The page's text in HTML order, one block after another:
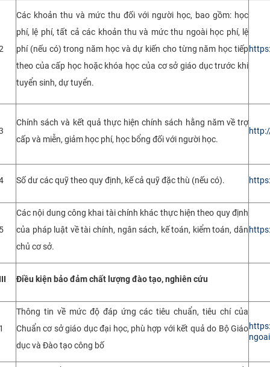
Các khoản thu và mức thu đối với người học, bao gồm: học
phí, lệ phí, tất cả các khoản thu và mức thu ngoài học phí, lệ
phí (nếu có) trong năm học và dự kiến cho từng năm học tiếp
theo của cấp học hoặc khóa học của cơ sở giáo dục trước khi
tuyển sinh, dự tuyển.
Chính sách và kết quả thực hiện chính sách hằng năm về trợ
cấp và miễn, giảm học phí, học bổng đối với người học.
Số dư các quỹ theo quy định, kế cả quỹ đặc thù (nếu có).
Các nội dung công khai tài chính khác thực hiện theo quy định
của pháp luật về tài chính, ngân sách, kế toán, kiểm toán, dân
chủ cơ sở.
Điều kiện bảo đảm chất lượng đào tạo, nghiên cứu
Thông tin về mức độ đáp ứng các tiêu chuẩn, tiêu chí của
Chuẩn cơ sở giáo dục đại học, phù hợp với kết quả do Bộ Giáo
dục và Đào tạo công bố
ngoai